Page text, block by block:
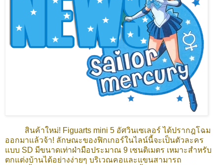
สินค้าใหม่! Figuarts mini 5 อัศวินเซเลอร์ ได้ปรากฎโฉม
ออกมาแล้วจ้า! ลักษณะของฟิกเกอร์ในไลน์นี้จะเป็นตัวละคร
แบบ SD มีขนาดเท่าฝ่ามือประมาณ 9 เซนติเมตร เหมาะสำหรับ
ตกแต่งบ้านได้อย่างง่ายๆ บริเวณคอและแขนสามารถ